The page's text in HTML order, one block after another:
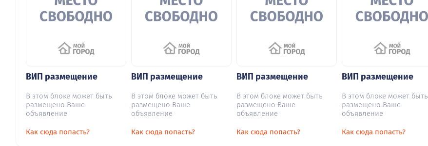
ВИП размещение
В этом блоке может быть
размещено Ваше
объявление
Как сюда попасть?
ВИП размещение
В этом блоке может быть
размещено Ваше
объявление
Как сюда попасть?
ВИП размещение
В этом блоке может быть
размещено Ваше
объявление
Как сюда попасть?
ВИП размещение
В этом блоке может быть
размещено Ваше
объявление
Как сюда попасть?